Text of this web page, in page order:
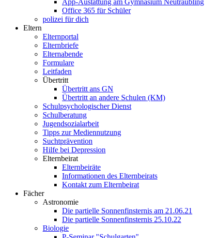
App-Austattung am Gymnasium Neutraubling
Office 365 für Schüler
polizei für dich
Eltern
Elternportal
Elternbriefe
Elternabende
Formulare
Leitfaden
Übertritt
Übertritt ans GN
Übertritt an andere Schulen (KM)
Schulpsychologischer Dienst
Schulberatung
Jugendsozialarbeit
Tipps zur Mediennutzung
Suchtprävention
Hilfe bei Depression
Elternbeirat
Elternbeiräte
Informationen des Elternbeirats
Kontakt zum Elternbeirat
Fächer
Astronomie
Die partielle Sonnenfinsternis am 21.06.21
Die partielle Sonnenfinsternis 25.10.22
Biologie